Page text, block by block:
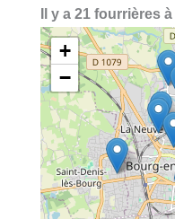
Il y a 21 fourrières
+
−